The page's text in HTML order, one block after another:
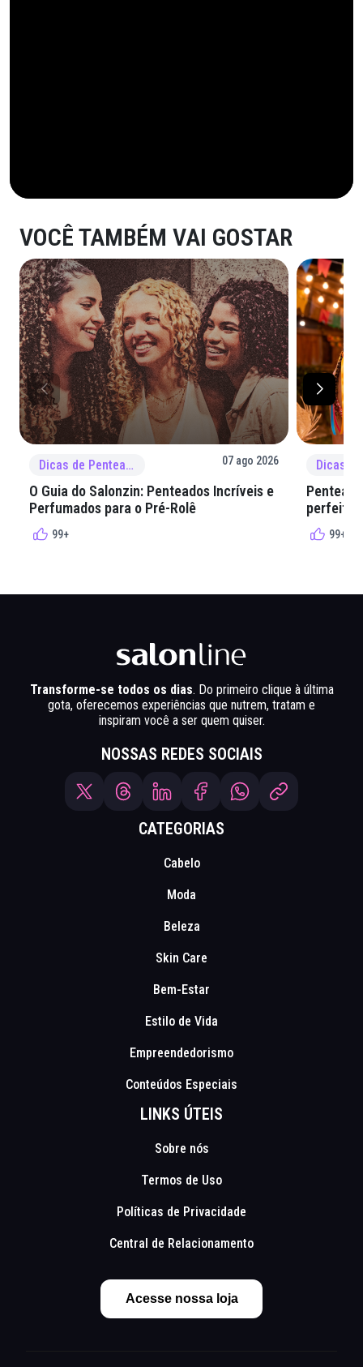
VOCÊ TAMBÉM VAI GOSTAR
Dicas de Penteado 07 ago 2026
O Guia do Salonzin: Penteados Incríveis e
Perfumados para o Pré-Rolê
99+
perfeita
99+
Transforme-se todos os dias. Do primeiro clique à última
gota, oferecemos experiências que nutrem, tratam e
inspiram você a ser quem quiser.
NOSSAS REDES SOCIAIS
CATEGORIAS
Cabelo
Moda
Beleza
Skin Care
Bem-Estar
Estilo de Vida
Empreendedorismo
Conteúdos Especiais
LINKS ÚTEIS
Sobre nós
Termos de Uso
Políticas de Privacidade
Central de Relacionamento
Acesse nossa loja